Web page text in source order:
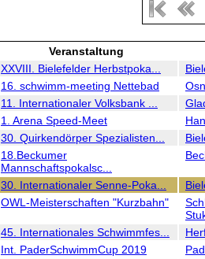
Veranstaltung
XXVIII. Bielefelder Herbstpoka...
16. schwimm-meeting Nettebad
11. Internationaler Volksbank ...
1. Arena Speed-Meet
30. Quirkendörper Spezialisten...
18.Beckumer
Mannschaftspokalsc...
30. Internationaler Senne-Poka...
OWL-Meisterschaften "Kurzbahn"
45. Internationales Schwimmfes...
Int. PaderSchwimmCup 2019